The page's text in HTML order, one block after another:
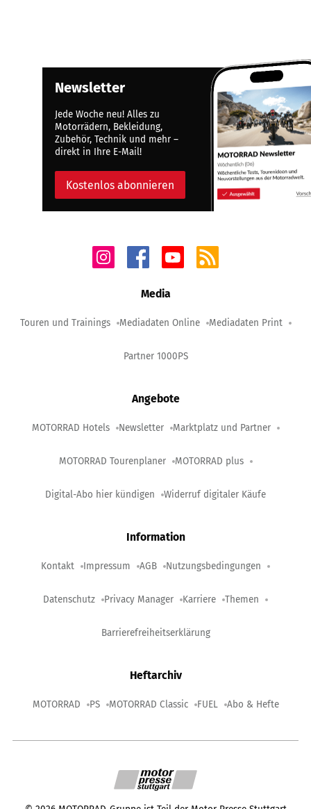
Newsletter
Jede Woche neu! Alles zu
Motorrädern, Bekleidung,
Zubehör, Technik und mehr –
direkt in Ihre E-Mail!
Kostenlos abonnieren
Media
Touren und Trainings Mediadaten Online Mediadaten Print
Partner 1000PS
Angebote
MOTORRAD Hotels Newsletter Marktplatz und Partner
MOTORRAD Tourenplaner MOTORRAD plus
Digital-Abo hier kündigen Widerruf digitaler Käufe
Information
Kontakt Impressum AGB Nutzungsbedingungen
Datenschutz Privacy Manager Karriere Themen
Barrierefreiheitserklärung
Heftarchiv
MOTORRAD PS MOTORRAD Classic FUEL Abo & Hefte